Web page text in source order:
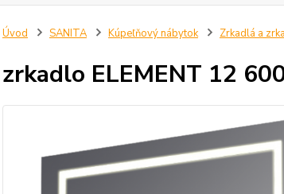
Úvod SANITA Kúpeľňový nábytok Zrkadlá a
zrkadlo ELEMENT 12